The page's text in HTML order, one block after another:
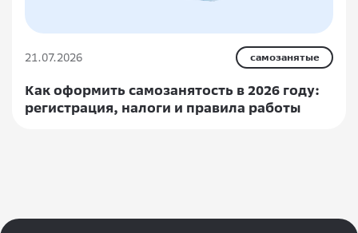
21.07.2026 самозанятые
Как оформить самозанятость в 2026 году:
регистрация, налоги и правила работы